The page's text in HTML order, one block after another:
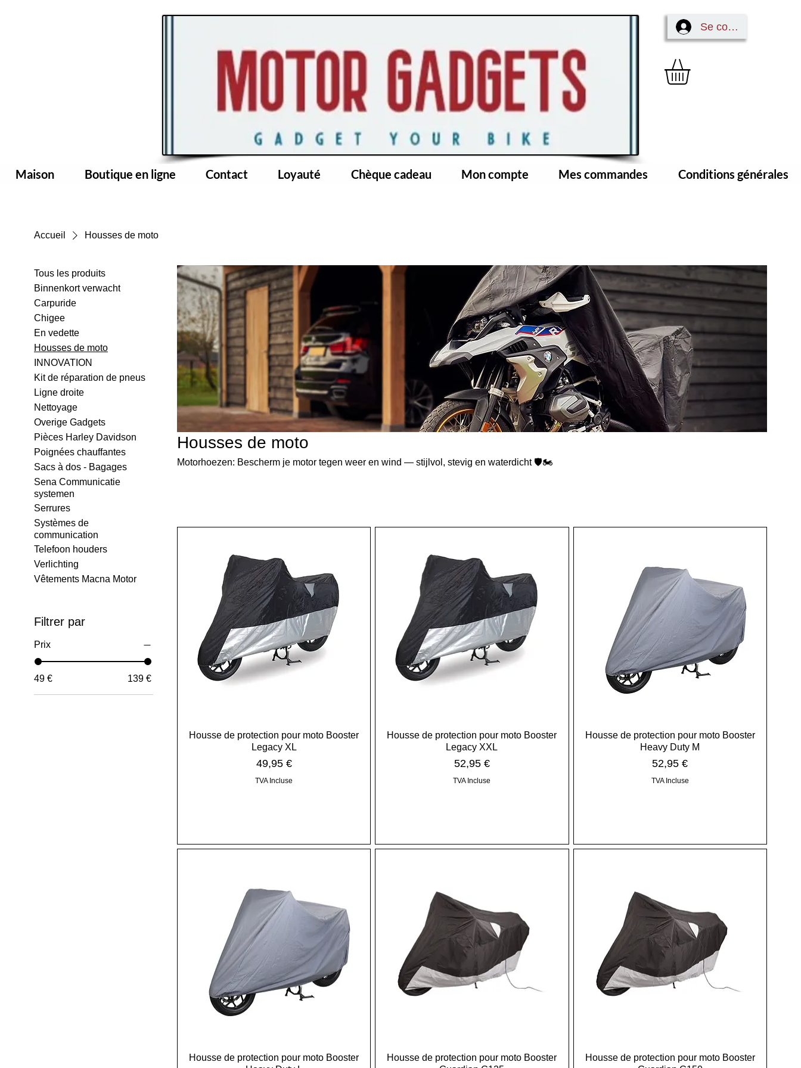
Se connecter
Maison Boutique en ligne Contact Loyauté Chèque cadeau Mon compte Mes commandes Conditions générales
Accueil Housses de moto
Tous les produits
Binnenkort verwacht
Carpuride
Chigee
En vedette
Housses de moto
INNOVATION
Kit de réparation de pneus
Ligne droite
Nettoyage
Overige Gadgets
Pièces Harley Davidson
Poignées chauffantes
Sacs à dos - Bagages
Sena Communicatie
systemen
Serrures
Systèmes de
communication
Telefoon houders
Verlichting
Vêtements Macna Motor
Filtrer par
Prix
49 € 139 €
Housses de moto
Motorhoezen: Bescherm je motor tegen weer en wind — stijlvol, stevig en waterdicht 🛡️🏍️
Housse de protection pour moto Booster
Legacy XL
Prix
49,95 €
TVA Incluse
Housse de protection pour moto Booster
Legacy XXL
Prix
52,95 €
TVA Incluse
Housse de protection pour moto Booster
Heavy Duty M
Prix
52,95 €
TVA Incluse
Housse de protection pour moto Booster
Housse de protection pour moto Booster
Housse de protection pour moto Booster